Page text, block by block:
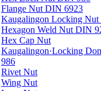
Flange Nut DIN 6923
Kaugalingon Locking
Hexagon Weld Nut DIN
Hex Cap Nut
Kaugalingon·Locking
986
Rivet Nut
Wing Nut